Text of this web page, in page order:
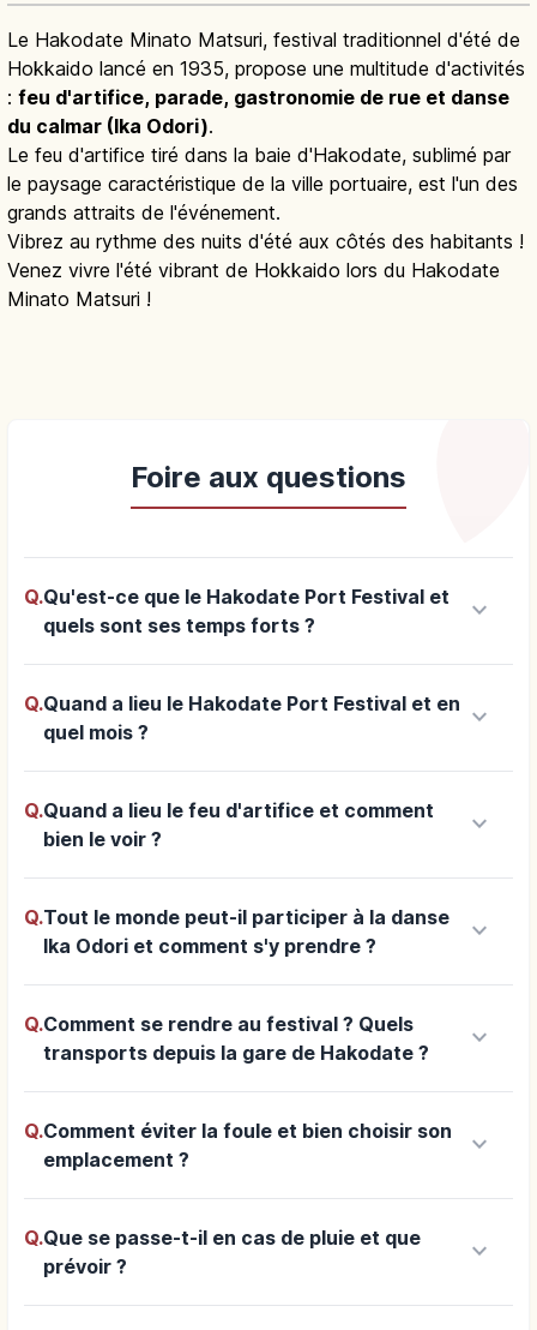
Le Hakodate Minato Matsuri, festival traditionnel d'été de
Hokkaido lancé en 1935, propose une multitude d'activités
: feu d'artifice, parade, gastronomie de rue et danse
du calmar (Ika Odori).
Le feu d'artifice tiré dans la baie d'Hakodate, sublimé par
le paysage caractéristique de la ville portuaire, est l'un des
grands attraits de l'événement.
Vibrez au rythme des nuits d'été aux côtés des habitants !
Venez vivre l'été vibrant de Hokkaido lors du Hakodate
Minato Matsuri !
Foire aux questions
Q.Qu'est-ce que le Hakodate Port Festival et
quels sont ses temps forts ?
keyboard_arrow_down
Q.Quand a lieu le Hakodate Port Festival et en
quel mois ?
keyboard_arrow_down
Q.Quand a lieu le feu d'artifice et comment
bien le voir ?
keyboard_arrow_down
Q.Tout le monde peut-il participer à la danse
Ika Odori et comment s'y prendre ?
keyboard_arrow_down
Q.Comment se rendre au festival ? Quels
transports depuis la gare de Hakodate ?
keyboard_arrow_down
Q.Comment éviter la foule et bien choisir son
emplacement ?
keyboard_arrow_down
Q.Que se passe-t-il en cas de pluie et que
prévoir ?
keyboard_arrow_down